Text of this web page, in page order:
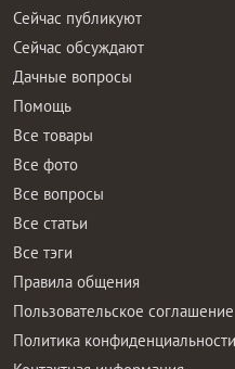
Сейчас публикуют
Сейчас обсуждают
Дачные вопросы
Помощь
Все товары
Все фото
Все вопросы
Все статьи
Все тэги
Правила общения
Пользовательское соглашение
Политика конфиденциальности